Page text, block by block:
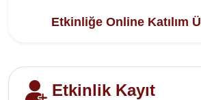
Etkinliğe Online Katılım
Etkinlik Kayıt